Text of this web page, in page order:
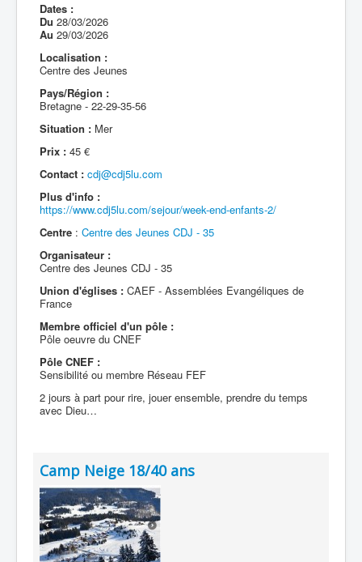
Dates :
Du 28/03/2026
Au 29/03/2026
Localisation :
Centre des Jeunes
Pays/Région :
Bretagne - 22-29-35-56
Situation : Mer
Prix : 45 €
Contact : cdj@cdj5lu.com
Plus d'info :
https://www.cdj5lu.com/sejour/week-end-enfants-2/
Centre : Centre des Jeunes CDJ - 35
Organisateur :
Centre des Jeunes CDJ - 35
Union d'églises : CAEF - Assemblées Evangéliques de
France
Membre officiel d'un pôle :
Pôle oeuvre du CNEF
Pôle CNEF :
Sensibilité ou membre Réseau FEF
2 jours à part pour rire, jouer ensemble, prendre du temps
avec Dieu…
Camp Neige 18/40 ans